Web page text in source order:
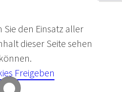
Sie den Einsatz aller
dieser Seite sehen
Freigeben